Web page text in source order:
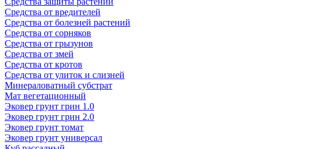
Средства от вредителей
Средства от болезней растений
Средства от сорняков
Средства от грызунов
Средства от змей
Средства от кротов
Средства от улиток и слизней
Минераловатный субстрат
Мат вегетационный
Эковер грунт грин 1.0
Эковер грунт грин 2.0
Эковер грунт томат
Эковер грунт универсал